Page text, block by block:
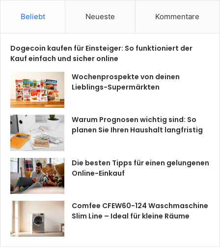
Beliebt Neueste Kommentare
Dogecoin kaufen für Einsteiger: So funktioniert der
Kauf einfach und sicher online
Wochenprospekte von deinen
Lieblings-Supermärkten
Warum Prognosen wichtig sind: So
planen Sie Ihren Haushalt langfristig
Die besten Tipps für einen gelungenen
Online-Einkauf
Comfee CFEW60-124 Waschmaschine
Slim Line – Ideal für kleine Räume